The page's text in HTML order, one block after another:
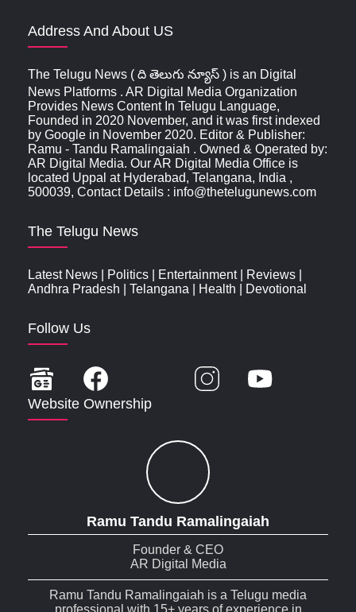
Address And About US
The Telugu News ( ది తెలుగు న్యూస్‌ ) is an Digital
News Platforms . AR Digital Media Organization
Provides News Content In Telugu Language,
Founded in 2020 November, and it was first indexed
by Google in November 2020. Editor & Publisher:
Ramu - Tandu Ramalingaiah . Owned & Operated by:
AR Digital Media. Our AR Digital Media Office is
located Uppal at Hyderabad, Telangana, India ,
500039, Contact Details : info@thetelugunews.com
The Telugu News
Latest News Politics Entertainment| Reviews
Andhra Pradesh
Telangana Health Devotional
Follow Us
Website Ownership
Ramu Tandu Ramalingaiah
Founder & CEO
AR Digital Media
Ramu Tandu Ramalingaiah is a Telugu media